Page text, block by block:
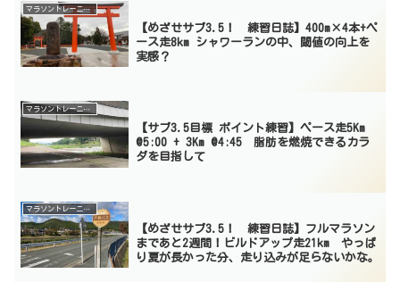
マラソントレーニング
【めざせサブ3.5！ 練習日誌】400m×4本+ペ
ース走8km シャワーランの中、閾値の向上を
実感？
マラソントレーニング
【サブ3.5目標 ポイント練習】ペース走5Km
@5:00 + 3Km @4:45 脂肪を燃焼できるカラ
ダを目指して
マラソントレーニング
【めざせサブ3.5！ 練習日誌】フルマラソン
まであと2週間！ビルドアップ走21km やっぱ
り夏が長かった分、走り込みが足らないかな。